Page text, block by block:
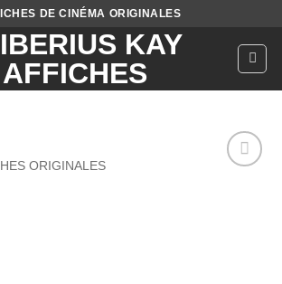
DE CINÉMA ORIGINALES
ORIGINALES